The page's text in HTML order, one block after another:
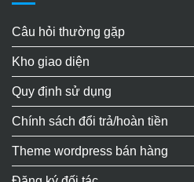
Câu hỏi thường gặp
Kho giao diện
Quy định sử dụng
Chính sách đổi trả/hoàn tiền
Theme wordpress bán hàng